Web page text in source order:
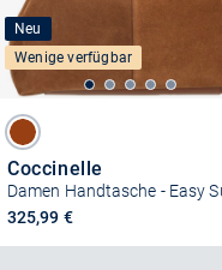
Neu
Wenige verfügbar
Coccinelle
325,99 €